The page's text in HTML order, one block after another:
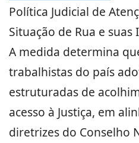
Política Judicial de
Situação de Rua e
A medida determina
trabalhistas do país
estruturadas de
acesso à Justiça, em
diretrizes do Conselho